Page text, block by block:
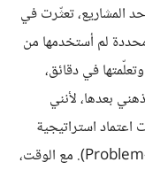
المشاريع، تعثّرت في
لم أستخدمها من
في دقائق،
بعدها، لأنني
اعتماد استراتيجية
"التعلّم بالمشكلة" (Problem-driven learning). مع الوقت،